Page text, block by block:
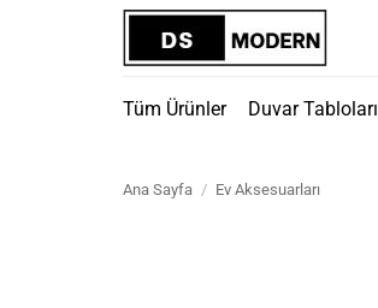
Tüm Ürünler Duvar Tabloları
Ana Sayfa / Ev Aksesuarları